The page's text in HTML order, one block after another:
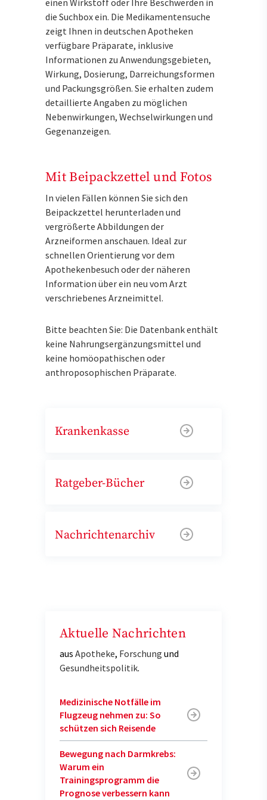
die Suchbox ein. Die Medikamentensuche
zeigt Ihnen in deutschen Apotheken
verfügbare Präparate, inklusive
Informationen zu Anwendungsgebieten,
Wirkung, Dosierung, Darreichungsformen
und Packungsgrößen. Sie erhalten zudem
detaillierte Angaben zu möglichen
Nebenwirkungen, Wechselwirkungen und
Gegenanzeigen.
Mit Beipackzettel und Fotos
In vielen Fällen können Sie sich den
Beipackzettel herunterladen und
vergrößerte Abbildungen der
Arzneiformen anschauen. Ideal zur
schnellen Orientierung vor dem
Apothekenbesuch oder der näheren
Information über ein neu vom Arzt
verschriebenes Arzneimittel.
Bitte beachten Sie: Die Datenbank enthält
keine Nahrungsergänzungsmittel und
keine homöopathischen oder
anthroposophischen Präparate.
Krankenkasse
Ratgeber-Bücher
Nachrichtenarchiv
Aktuelle Nachrichten
aus Apotheke, Forschung und
Gesundheitspolitik.
Medizinische Notfälle im
Flugzeug nehmen zu: So
schützen sich Reisende
Bewegung nach Darmkrebs:
Warum ein
Trainingsprogramm die
Prognose verbessern kann